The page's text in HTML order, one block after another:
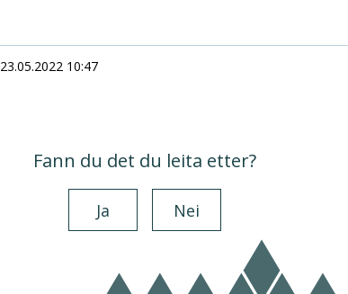
23.05.2022 10:47
Fann du det du leita etter?
Ja Nei